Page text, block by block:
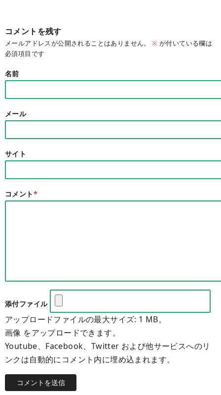
コメントを残す
メールアドレスが公開されることはありません。 ※ が付いている欄は
必須項目です
名前
メール
サイト
コメント*
添付ファイル
アップロードファイルの最大サイズ: 1 MB。
画像 をアップロードできます。
Youtube、Facebook、Twitter および他サービスへのリ
ンクは自動的にコメント内に埋め込まれます。